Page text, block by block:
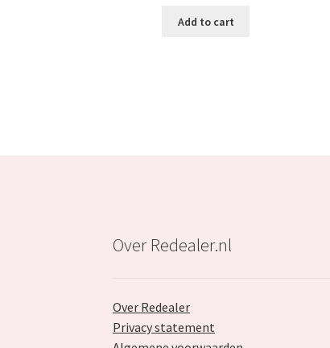
was:
Add to cart
Over Redealer.nl
Over Redealer
Privacy statement